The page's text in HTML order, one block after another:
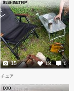
05SHINETRIP
13 0
15
チェア
DOD